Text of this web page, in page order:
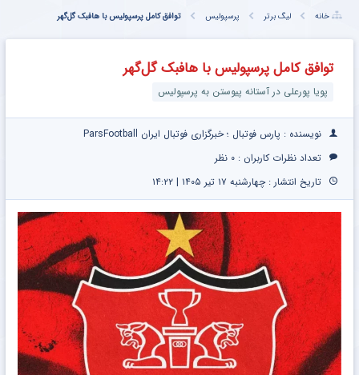
الان
وقتشه |
فقط با
۲۵
میلیون
دندان
پزشکی
با پک
سفید
کننده
اینجا
سریع و
منصفانه
تر
بفروش
فروش
داری؟
سریع
یکبار
مراجعه
خانه لیگ برتر پرسپولیس توافق کامل پرسپولیس با هافبک گل‌گهر
توافق کامل پرسپولیس با هافبک گل‌گهر
پویا پورعلی در آستانه پیوستن به پرسپولیس
نویسنده : پارس فوتبال ؛ خبرگزاری فوتبال ایران ParsFootball
تعداد نظرات کاربران : ۰ نظر
تاریخ انتشار : چهارشنبه ۱۷ تیر ۱۴۰۵ | ۱۴:۲۲